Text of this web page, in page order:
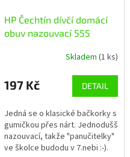
HP Čechtín dívčí domácí
obuv nazouvací 555
Skladem(1 ks)
197 Kč DETAIL
Jedná se o klasické bačkorky s
gumičkou přes nárt. Jednodušš
nazouvací, takže "panučitelky"
ve školce budodu v 7.nebi :-).